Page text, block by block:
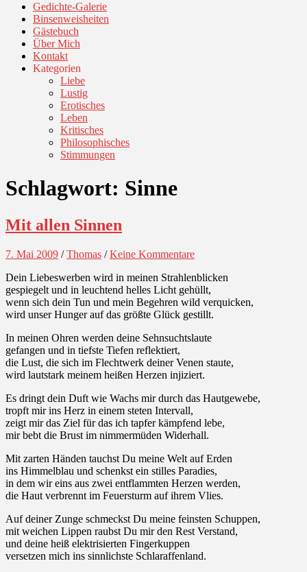
Gedichte-Galerie
Binsenweisheiten
Gästebuch
Über Mich
Kontakt
Kategorien
Liebe
Lustig
Erotisches
Leben
Kritisches
Philosophisches
Stimmungen
Schlagwort: Sinne
Mit allen Sinnen
7. Mai 2009 /Thomas /Keine Kommentare
Dein Liebeswerben wird in meinen Strahlenblicken
gespiegelt und in leuchtend helles Licht gehüllt,
wenn sich dein Tun und mein Begehren wild verquicken,
wird unser Hunger auf das größte Glück gestillt.
In meinen Ohren werden deine Sehnsuchtslaute
gefangen und in tiefste Tiefen reflektiert,
die Lust, die sich im Flechtwerk deiner Venen staute,
wird lautstark meinem heißen Herzen injiziert.
Es dringt dein Duft wie Wachs mir durch das Hautgewebe,
tropft mir ins Herz in einem steten Intervall,
zeigt mir das Ziel für das ich tapfer kämpfend lebe,
mir bebt die Brust im nimmermüden Widerhall.
Mit zarten Händen tauchst Du meine Welt auf Erden
ins Himmelblau und schenkst ein stilles Paradies,
in dem wir eins aus zwei entflammten Herzen werden,
die Haut verbrennt im Feuersturm auf ihrem Vlies.
Auf deiner Zunge schmeckst Du meine feinsten Schuppen,
mit weichen Lippen raubst Du mir den Rest Verstand,
und deine heiß elektrisierten Fingerkuppen
versetzen mich ins sinnlichste Schlaraffenland.